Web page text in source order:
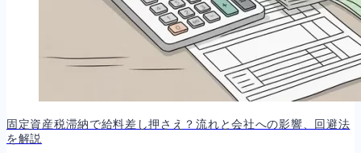
固定資産税滞納で給料差し押さえ？流れと会社への影響、回避法
を解説